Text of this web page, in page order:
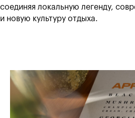
соединяя локальную легенду,
и новую культуру отдыха.